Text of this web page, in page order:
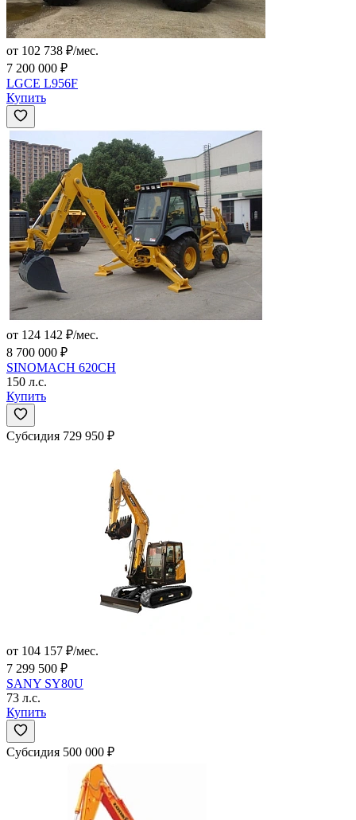
от 102 738 ₽/мес.
7 200 000 ₽
LGCE L956F
Купить
от 124 142 ₽/мес.
8 700 000 ₽
SINOMACH 620CH
150 л.с.
Купить
Субсидия 729 950 ₽
от 104 157 ₽/мес.
7 299 500 ₽
SANY SY80U
73 л.с.
Купить
Субсидия 500 000 ₽